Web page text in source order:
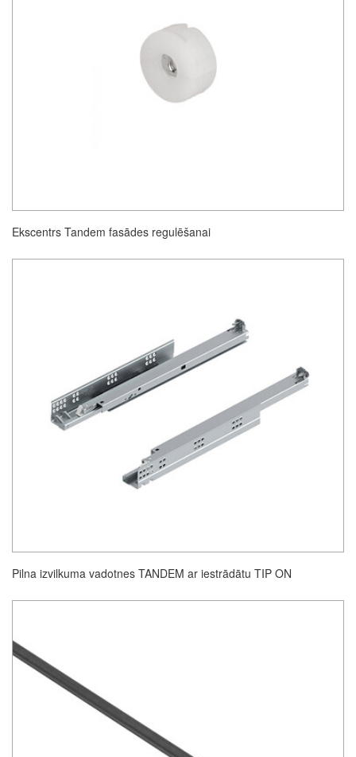
Ekscentrs Tandem fasādes regulēšanai
Pilna izvilkuma vadotnes TANDEM ar iestrādātu TIP ON